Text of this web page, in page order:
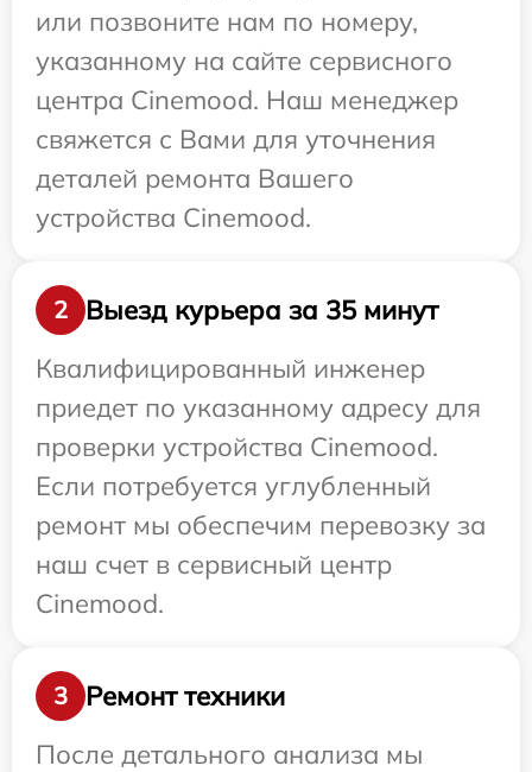
или позвоните нам по номеру,
указанному на сайте сервисного
центра Cinemood. Наш менеджер
свяжется с Вами для уточнения
деталей ремонта Вашего
устройства Cinemood.
2
Выезд курьера за 35 минут
Квалифицированный инженер
приедет по указанному адресу для
проверки устройства Cinemood.
Если потребуется углубленный
ремонт мы обеспечим перевозку за
наш счет в сервисный центр
Cinemood.
3
Ремонт техники
После детального анализа мы